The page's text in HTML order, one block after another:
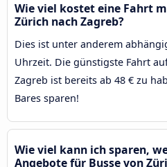
Wie viel kostet eine Fahrt
Zürich nach Zagreb?
Dies ist unter anderem
Uhrzeit. Die günstigste Fahrt
Zagreb ist bereits ab 48 € zu
Bares sparen!
Wie viel kann ich sparen,
Angebote für Busse von